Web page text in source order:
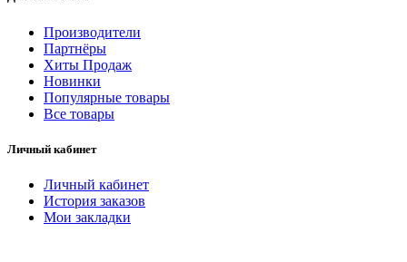
Производители
Партнёры
Хиты Продаж
Новинки
Популярные товары
Все товары
Личный кабинет
Личный кабинет
История заказов
Мои закладки